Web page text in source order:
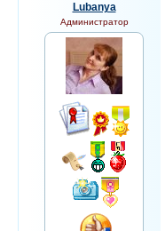
Lubanya
Администратор